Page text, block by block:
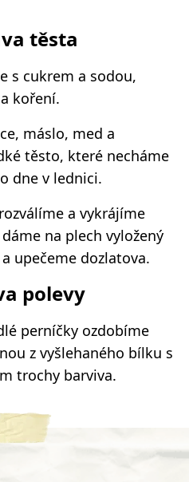
těsta
s cukrem a sodou,
koření.
máslo, med a
těsto, které necháme
dne v lednici.
a vykrájíme
na plech vyložený
upečeme dozlatova.
polevy
perníčky ozdobíme
z vyšlehaného bílku s
trochy barviva.